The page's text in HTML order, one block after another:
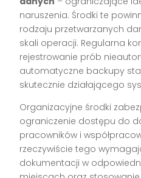
naruszenia. Środki te
rodzaju przetwarzanych
skali operacji. Regularna
rejestrowanie prób
automatyczne backupy
skutecznie działającego
Organizacyjne środki
ograniczenie dostępu do
pracowników i
rzeczywiście tego
dokumentacji w